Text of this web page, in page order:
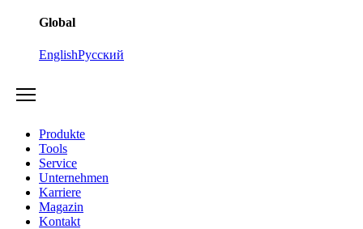
Global
EnglishРусский
Produkte
Tools
Service
Unternehmen
Karriere
Magazin
Kontakt